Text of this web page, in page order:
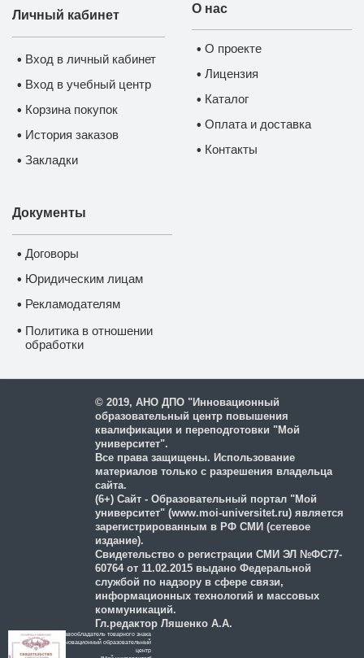
О нас
• О проекте
• Лицензия
• Каталог
• Оплата и доставка
• Контакты
Личный кабинет
• Вход в личный кабинет
• Вход в учебный центр
• Корзина покупок
• История заказов
• Закладки
Документы
• Договоры
• Юридическим лицам
• Рекламодателям
• Политика в отношении
обработки
© 2019, АНО ДПО "Инновационный
образовательный центр повышения
квалификации и переподготовки "Мой
университет".
Все права защищены. Использование
материалов только с разрешения владельца
сайта.
(6+) Сайт - Образовательный портал "Мой
университет" (www.moi-universitet.ru) является
зарегистрированным в РФ СМИ (сетевое
издание).
Свидетельство о регистрации СМИ ЭЛ №ФС77-
60764 от 11.02.2015 выдано Федеральной
службой по надзору в сфере связи,
информационных технологий и массовых
коммуникаций.
Гл.редактор Ляшенко А.А.
Правообладатель товарного знака
Инновационный образовательный
цeнтр